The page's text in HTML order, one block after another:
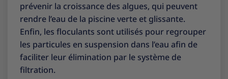
prévenir la croissance des algues, qui peuvent
rendre l’eau de la piscine verte et glissante.
Enfin, les floculants sont utilisés pour regrouper
les particules en suspension dans l’eau afin de
faciliter leur élimination par le système de
filtration.